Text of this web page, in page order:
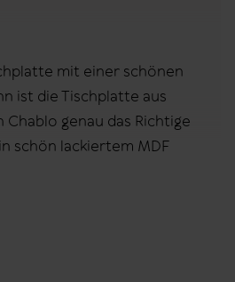
mit einer schönen
ist die Tischplatte aus
genau das Richtige
schön lackiertem MDF